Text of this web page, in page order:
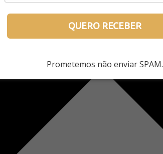
QUERO RECEBER
Prometemos não enviar SPAM.